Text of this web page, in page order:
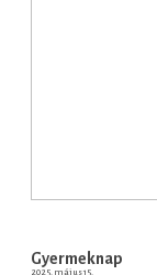
Gyermeknap
2025. május 15.